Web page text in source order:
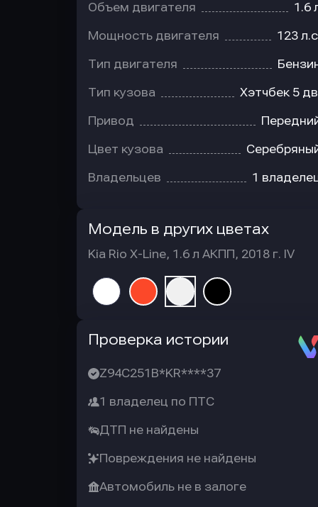
Объем двигателя 1.6
Мощность двигателя 123
Тип двигателя
Тип кузова Хэтчбек 5
Привод
Цвет кузова
Владельцев 1
Модель в других цветах
Kia Rio X-Line, 1.6 л АКПП, 2018 г. IV
Проверка истории
Z94C251B*KR****37
1 владелец по ПТС
ДТП не найдены
Повреждения не найдены
Автомобиль не в залоге